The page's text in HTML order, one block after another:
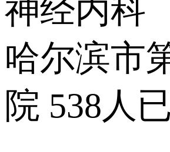
神经内科
哈尔滨市
院 538人